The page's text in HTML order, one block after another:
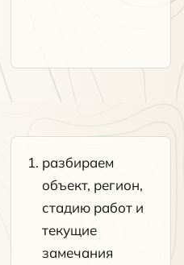
разбираем
объект, регион,
стадию работ и
текущие
замечания